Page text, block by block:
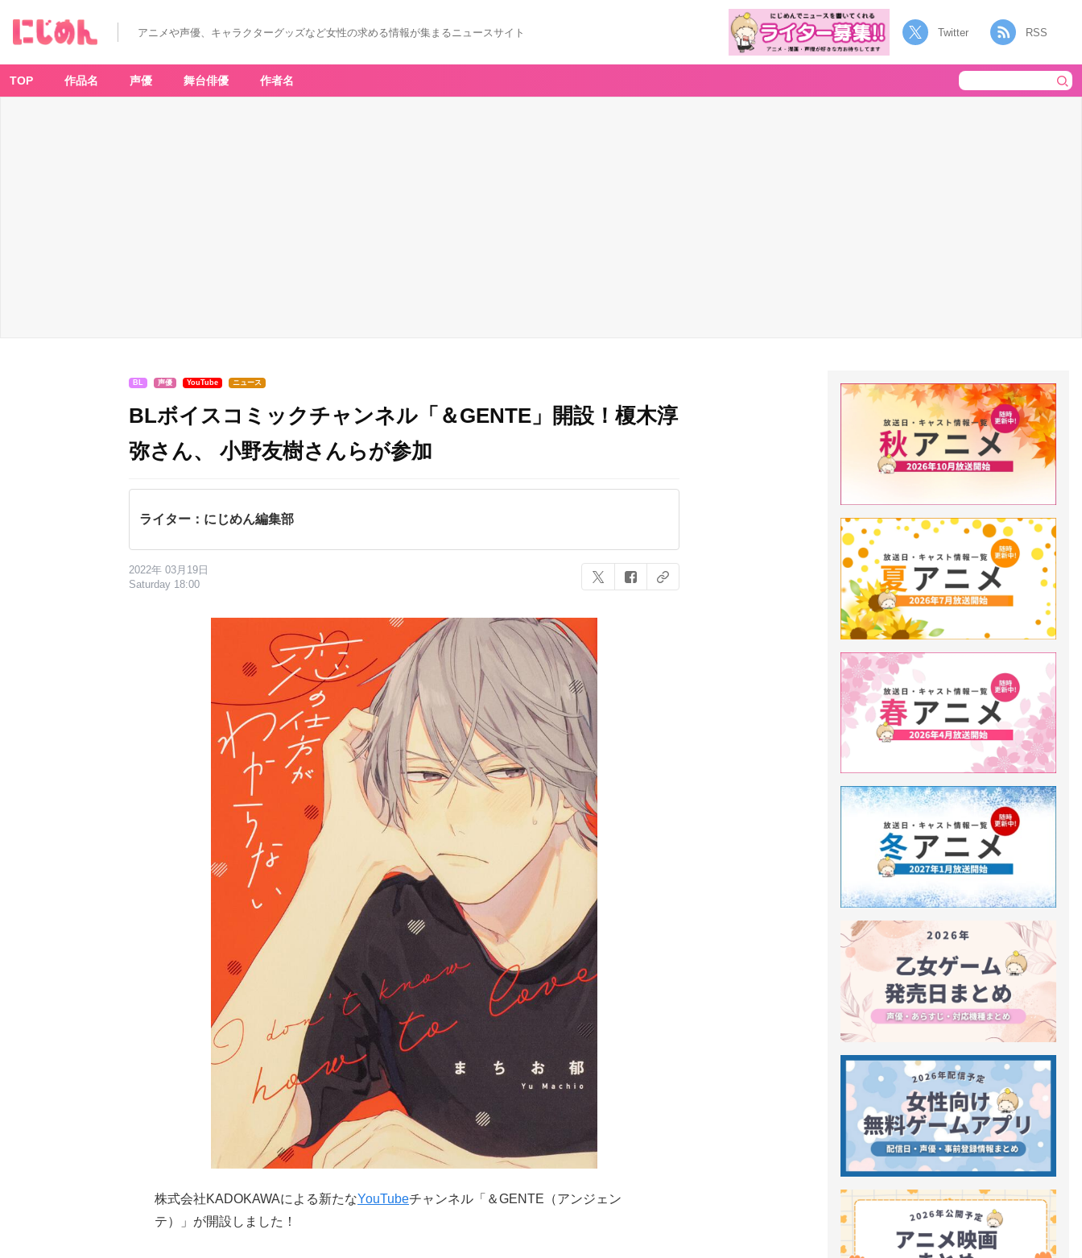
アニメや声優、キャラクターグッズなど女性の求める情報が集まるニュースサイト Twitter RSS
TOP 作品名 声優 舞台俳優 作者名
BL 声優 YouTube ニュース
BLボイスコミックチャンネル「＆GENTE」開設！榎木淳
弥さん、 小野友樹さんらが参加
ライター：にじめん編集部
2022年 03月19日
Saturday 18:00
株式会社KADOKAWAによる新たなYouTubeチャンネル「＆GENTE（アンジェン
テ）」が開設しました！